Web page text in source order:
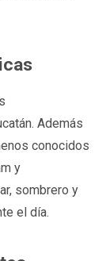
Además
conocidos
y
sombrero y
el día.